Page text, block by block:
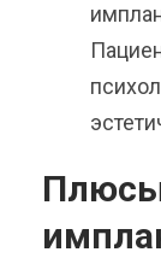
Плюсы